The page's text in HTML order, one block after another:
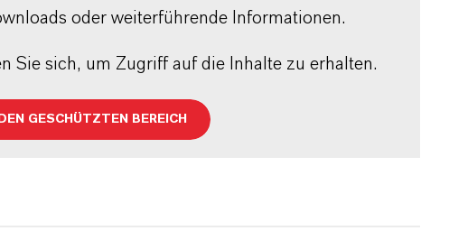
oder weiterführende Informationen.
Sie sich, um Zugriff auf die Inhalte zu erhalten.
GESCHÜTZTEN BEREICH